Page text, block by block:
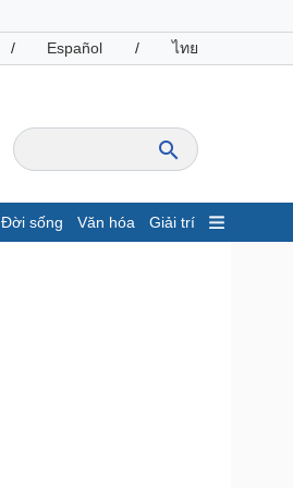
/ Español / ไทย
Đời sống Văn hóa Giải trí